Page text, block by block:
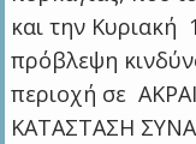
και την
πρόβλεψη
περιοχή σε
ΚΑΤΑΣΤΑΣΗ